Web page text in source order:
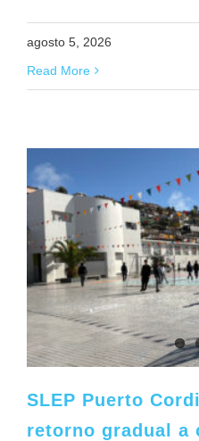
agosto 5, 2026
Read More
SLEP Puerto
retorno gradual a